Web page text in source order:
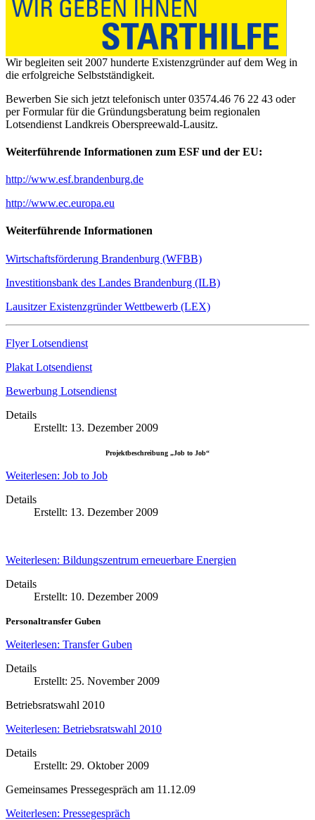
Wir begleiten seit 2007 hunderte Existenzgründer auf dem Weg in
die erfolgreiche Selbstständigkeit.
Bewerben Sie sich jetzt telefonisch unter 03574.46 76 22 43 oder
per Formular für die Gründungsberatung beim regionalen
Lotsendienst Landkreis Oberspreewald-Lausitz.
Weiterführende Informationen zum ESF und der EU:
http://www.esf.brandenburg.de
http://www.ec.europa.eu
Weiterführende Informationen
Wirtschaftsförderung Brandenburg (WFBB)
Investitionsbank des Landes Brandenburg (ILB)
Lausitzer Existenzgründer Wettbewerb (LEX)
Flyer Lotsendienst
Plakat Lotsendienst
Bewerbung Lotsendienst
Details
Erstellt: 13. Dezember 2009
Projektbeschreibung „Job to Job“
Weiterlesen: Job to Job
Details
Erstellt: 13. Dezember 2009
Weiterlesen: Bildungszentrum erneuerbare Energien
Details
Erstellt: 10. Dezember 2009
Personaltransfer Guben
Weiterlesen: Transfer Guben
Details
Erstellt: 25. November 2009
Betriebsratswahl 2010
Weiterlesen: Betriebsratswahl 2010
Details
Erstellt: 29. Oktober 2009
Gemeinsames Pressegespräch am 11.12.09
Weiterlesen: Pressegespräch